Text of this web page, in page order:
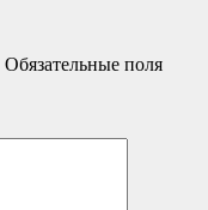
Обязательные поля